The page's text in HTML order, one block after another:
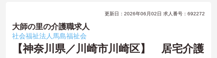
更新日：2026年06月02日 求人番号：692272
大師の里の介護職求人
社会福祉法人馬島福祉会
【神奈川県／川崎市川崎区】 居宅介護